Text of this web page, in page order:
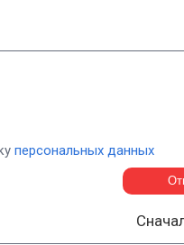
персональных данных